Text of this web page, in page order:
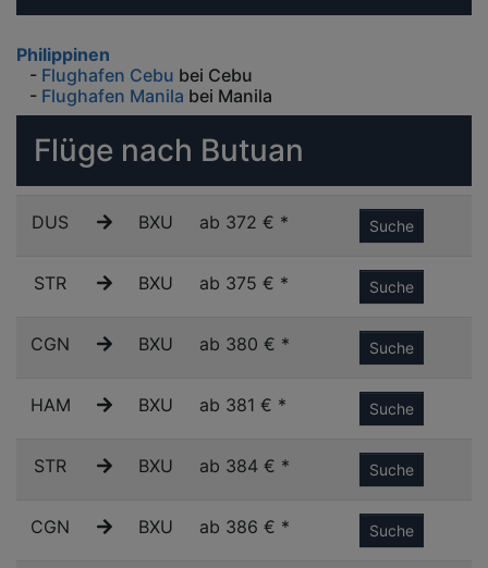
Philippinen
- Flughafen Cebu bei Cebu
- Flughafen Manila bei Manila
Flüge nach Butuan
DUS BXU ab 372 € * Suche
STR BXU ab 375 € * Suche
CGN BXU ab 380 € * Suche
HAM BXU ab 381 € * Suche
STR BXU ab 384 € * Suche
CGN BXU ab 386 € * Suche